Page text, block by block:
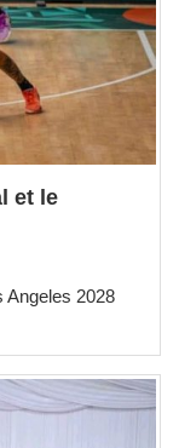
et le
Angeles 2028